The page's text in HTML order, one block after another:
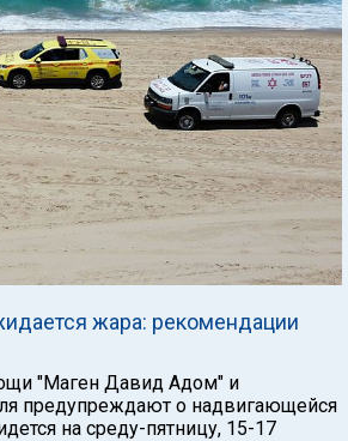
жара: рекомендации
"Маген Давид Адом" и
предупреждают о надвигающейся
на среду-пятницу, 15-17